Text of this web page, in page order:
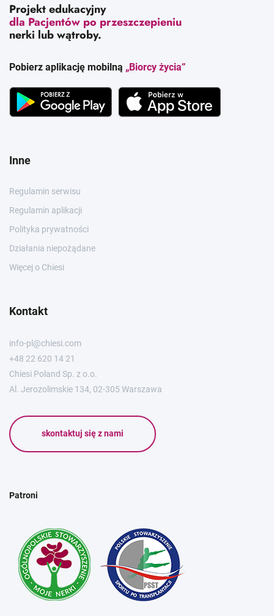
Projekt edukacyjny
dla Pacjentów po przeszczepieniu
nerki lub wątroby.
Pobierz aplikację mobilną „Biorcy życia”
Inne
Regulamin serwisu
Regulamin aplikacji
Polityka prywatności
Działania niepożądane
Więcej o Chiesi
Kontakt
info-pl@chiesi.com
+48 22 620 14 21
Chiesi Poland Sp. z o.o.
Al. Jerozolimskie 134, 02-305 Warszawa
skontaktuj się z nami
Patroni